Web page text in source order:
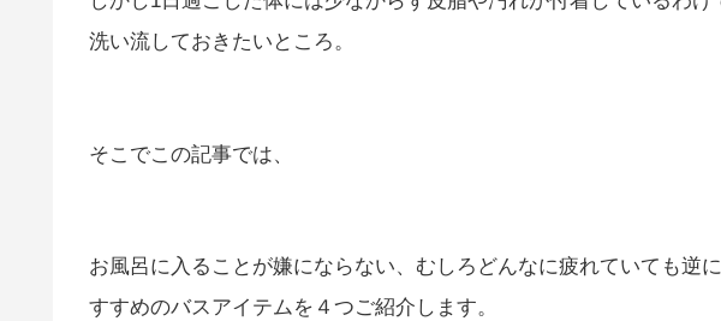
洗い流しておきたいところ。
そこでこの記事では、
お風呂に入ることが嫌にならない、むしろどんなに疲れていても逆
すすめのバスアイテムを４つご紹介します。